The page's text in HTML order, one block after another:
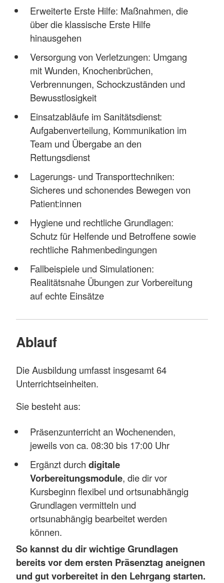
Erweiterte Erste Hilfe: Maßnahmen, die
über die klassische Erste Hilfe
hinausgehen
Versorgung von Verletzungen: Umgang
mit Wunden, Knochenbrüchen,
Verbrennungen, Schockzuständen und
Bewusstlosigkeit
Einsatzabläufe im Sanitätsdienst:
Aufgabenverteilung, Kommunikation im
Team und Übergabe an den
Rettungsdienst
Lagerungs- und Transporttechniken:
Sicheres und schonendes Bewegen von
Patient:innen
Hygiene und rechtliche Grundlagen:
Schutz für Helfende und Betroffene sowie
rechtliche Rahmenbedingungen
Fallbeispiele und Simulationen:
Realitätsnahe Übungen zur Vorbereitung
auf echte Einsätze
Ablauf
Die Ausbildung umfasst insgesamt 64
Unterrichtseinheiten.
Sie besteht aus:
Präsenzunterricht an Wochenenden,
jeweils von ca. 08:30 bis 17:00 Uhr
Ergänzt durch digitale
Vorbereitungsmodule, die dir vor
Kursbeginn flexibel und ortsunabhängig
Grundlagen vermitteln und
ortsunabhängig bearbeitet werden
können.
So kannst du dir wichtige Grundlagen
bereits vor dem ersten Präsenztag aneignen
und gut vorbereitet in den Lehrgang starten.